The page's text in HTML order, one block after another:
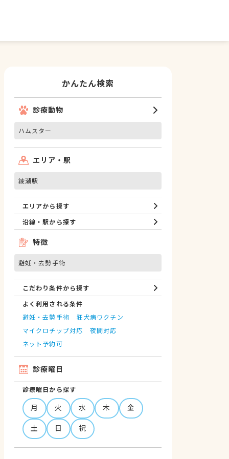
かんたん検索
診療動物
ハムスター
エリア・駅
綾瀬駅
エリアから探す
沿線・駅から探す
特徴
避妊・去勢手術
こだわり条件から探す
よく利用される条件
避妊・去勢手術
狂犬病ワクチン
マイクロチップ対応
夜間対応
ネット予約可
診療曜日
診療曜日から探す
月 火 水 木
金
土
日 祝